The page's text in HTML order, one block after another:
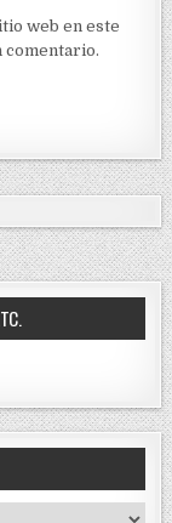
web en este
comentario.